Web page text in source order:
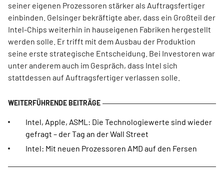
seiner eigenen Prozessoren stärker als Auftragsfertiger
einbinden. Gelsinger bekräftigte aber, dass ein Großteil der
Intel-Chips weiterhin in hauseigenen Fabriken hergestellt
werden solle. Er trifft mit dem Ausbau der Produktion
seine erste strategische Entscheidung. Bei Investoren war
unter anderem auch im Gespräch, dass Intel sich
stattdessen auf Auftragsfertiger verlassen solle.
Intel, Apple, ASML: Die Technologiewerte sind wieder
gefragt – der Tag an der Wall Street
Intel: Mit neuen Prozessoren AMD auf den Fersen